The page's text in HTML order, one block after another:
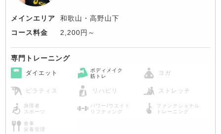
メインエリア
和歌山・高野山下
コース料金
2,200円～
専門トレーニング
ダイエット
ボディメイク
筋トレ
ヨガ
ピラティス リハビリ ストレッチ
身障者
スポーツ
パワー/ウエイト
リフティング
ファンクショナル
トレーニング
食事
栄養管理